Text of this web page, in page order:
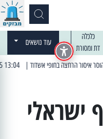
כלכלה
דת ומסורת
עוד נושאים
| 13:04 14/01/2025 עובדים בלילות: עבודות קרצוף וריבוד אספלט
ישראלי